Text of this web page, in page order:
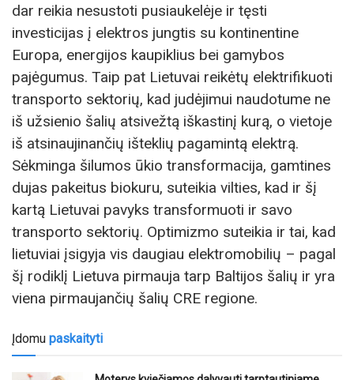
dar reikia nesustoti pusiaukelėje ir tęsti
investicijas į elektros jungtis su kontinentine
Europa, energijos kaupiklius bei gamybos
pajėgumus. Taip pat Lietuvai reikėtų elektrifikuoti
transporto sektorių, kad judėjimui naudotume ne
iš užsienio šalių atsivežtą iškastinį kurą, o vietoje
iš atsinaujinančių išteklių pagamintą elektrą.
Sėkminga šilumos ūkio transformacija, gamtines
dujas pakeitus biokuru, suteikia vilties, kad ir šį
kartą Lietuvai pavyks transformuoti ir savo
transporto sektorių. Optimizmo suteikia ir tai, kad
lietuviai įsigyja vis daugiau elektromobilių – pagal
šį rodiklį Lietuva pirmauja tarp Baltijos šalių ir yra
viena pirmaujančių šalių CRE regione.
Įdomu paskaityti